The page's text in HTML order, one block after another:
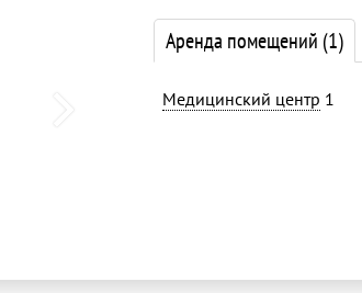
Аренда помещений (1)
Медицинский центр 1